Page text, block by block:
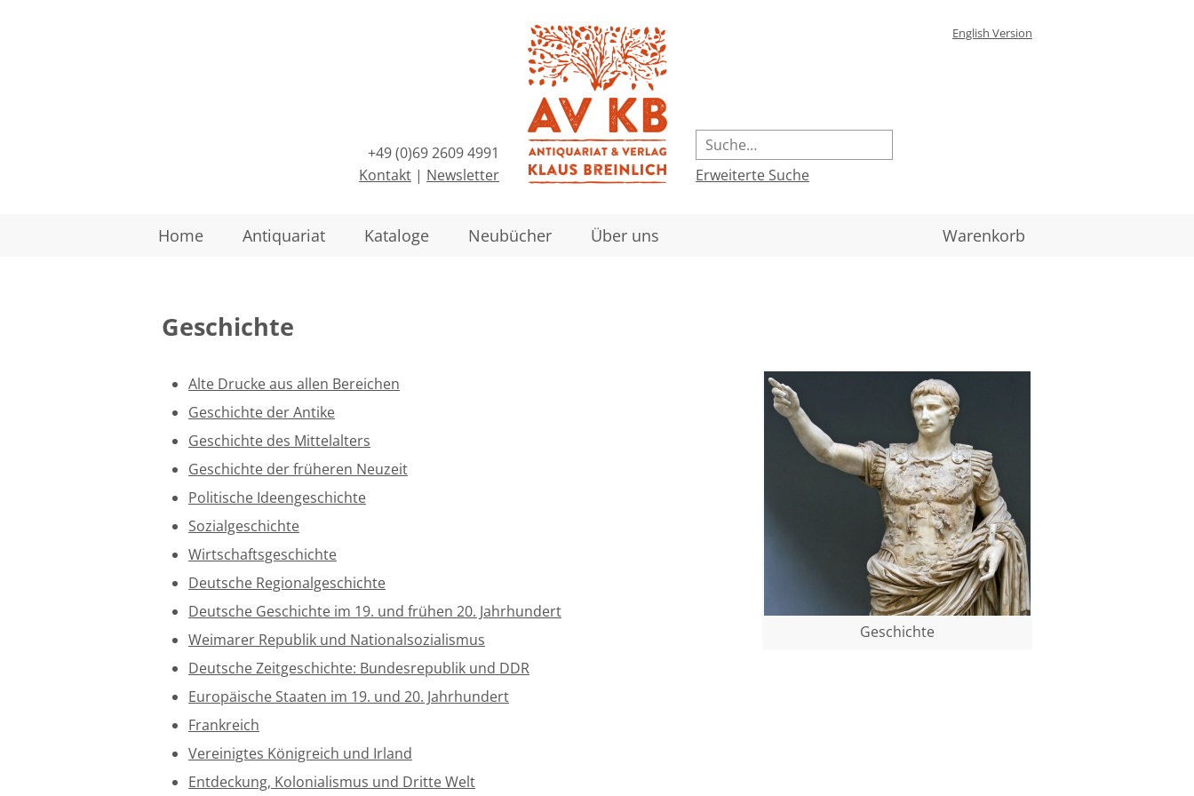
English Version
+49 (0)69 2609 4991
Kontakt | Newsletter Erweiterte Suche
Home Antiquariat Kataloge Neubücher Über uns Warenkorb
Geschichte
Geschichte
Alte Drucke aus allen Bereichen
Geschichte der Antike
Geschichte des Mittelalters
Geschichte der früheren Neuzeit
Politische Ideengeschichte
Sozialgeschichte
Wirtschaftsgeschichte
Deutsche Regionalgeschichte
Deutsche Geschichte im 19. und frühen 20. Jahrhundert
Weimarer Republik und Nationalsozialismus
Deutsche Zeitgeschichte: Bundesrepublik und DDR
Europäische Staaten im 19. und 20. Jahrhundert
Frankreich
Vereinigtes Königreich und Irland
Entdeckung, Kolonialismus und Dritte Welt